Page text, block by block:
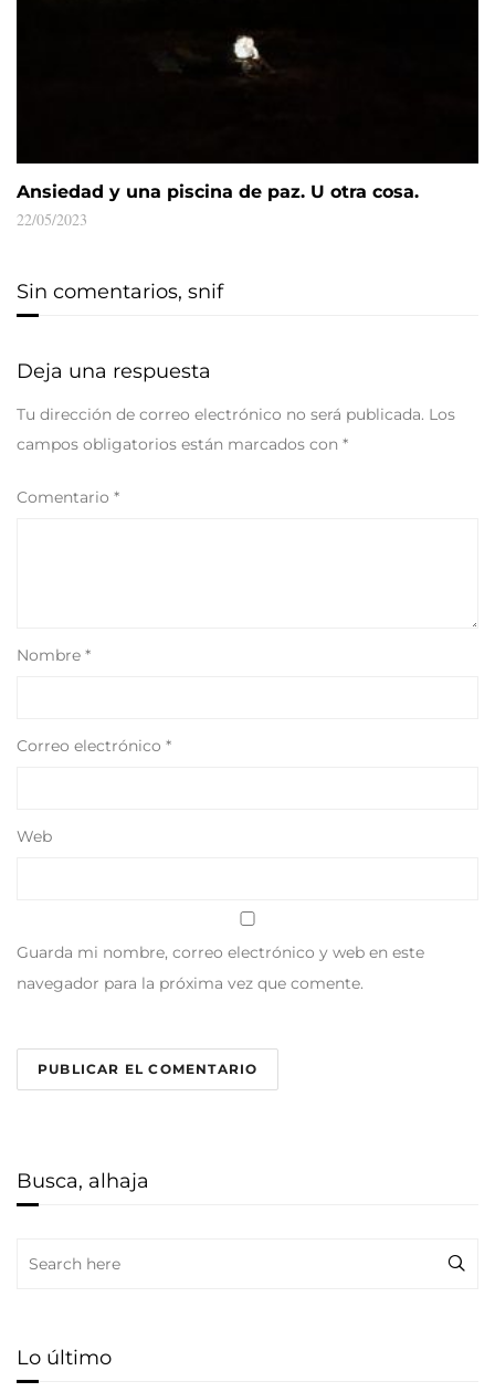
Ansiedad y una piscina de paz. U otra cosa.
22/05/2023
Sin comentarios, snif
Deja una respuesta
Tu dirección de correo electrónico no será publicada. Los
campos obligatorios están marcados con *
Comentario *
Nombre *
Correo electrónico *
Web
Guarda mi nombre, correo electrónico y web en este
navegador para la próxima vez que comente.
Busca, alhaja
Search
Lo último